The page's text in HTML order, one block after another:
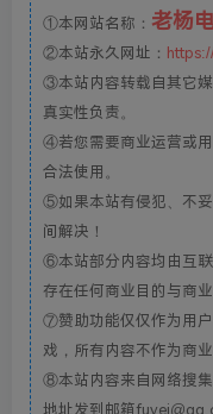
①本网站名称： 老杨
②本站永久网址：
③本站内容转载自其它
真实性负责。
④若您需要商业运营或
合法使用。
⑤如果本站有侵犯、不
间解决！
⑥本站部分内容均由互
存在任何商业目的与商
⑦赞助功能仅仅作为用
戏，所有内容不作为商业
⑧本站内容来自网络搜
地址发到邮箱